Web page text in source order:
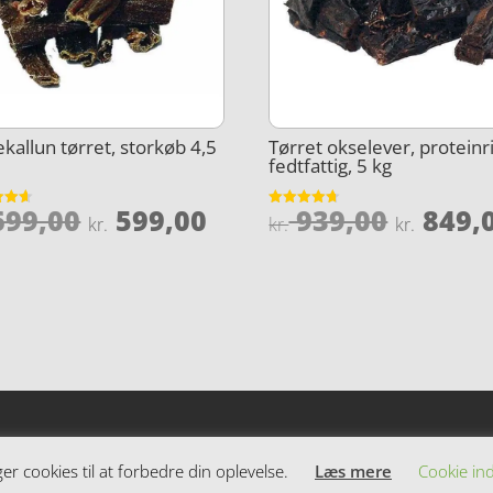
tørret, storkøb 4,5
Den
kr. 599,00
Tørret okselever,
fedtfattig, 5 kg
Vurderet
4.7
kr.939,00 Den
kr.
varer. Siden er et affiiliatesite, og nogle links kan være
cookies til at forbedre din oplevelse. Læs mere Cookie